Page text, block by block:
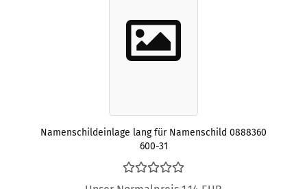
Namenschildeinlage lang für Namenschild 0888360
600-31